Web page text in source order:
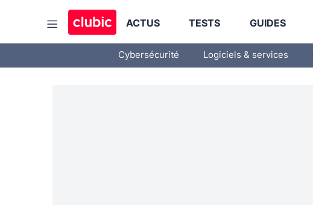
ACTUS TESTS GUIDES
Cybersécurité Logiciels & services